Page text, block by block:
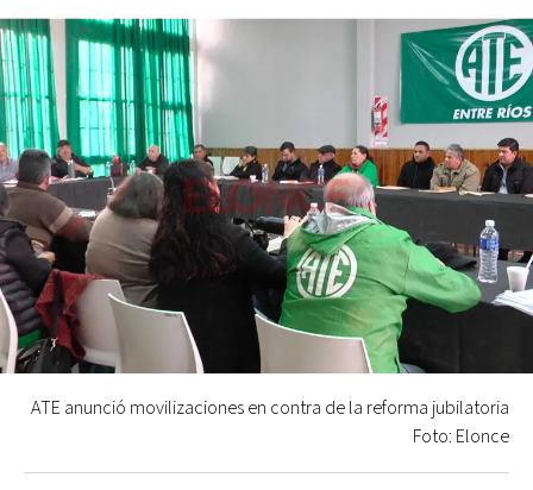
ATE anunció movilizaciones en contra de la reforma jubilatoria
Foto: Elonce